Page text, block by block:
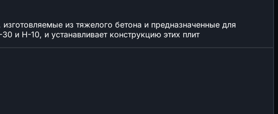
из тяжелого бетона и предназначенные для
и Н-10, и устанавливает конструкцию этих плит